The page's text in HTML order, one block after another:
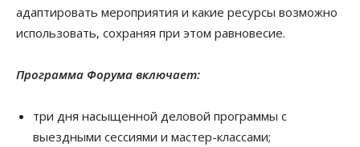
адаптировать мероприятия и какие ресурсы возможно
использовать, сохраняя при этом равновесие.
Программа Форума включает:
три дня насыщенной деловой программы с
выездными сессиями и мастер-классами;